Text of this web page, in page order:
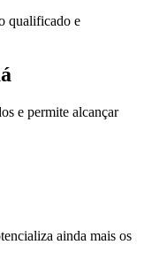
qualificado e
e permite alcançar
ainda mais os